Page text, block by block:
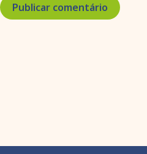
Publicar comentário